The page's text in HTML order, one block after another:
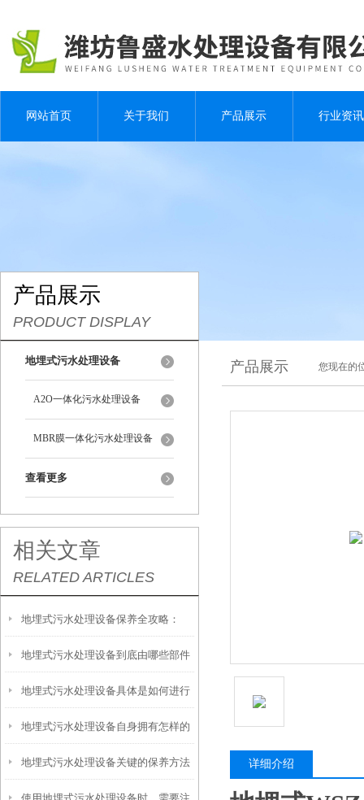
网站首页 关于我们 产品展示 行业资讯
产品展示
PRODUCT DISPLAY
地埋式污水处理设备
A2O一体化污水处理设备
MBR膜一体化污水处理设备
查看更多
相关文章
RELATED ARTICLES
地埋式污水处理设备保养全攻略：
让“地下卫士”持续高效运转
地埋式污水处理设备到底由哪些部件
撑起？核心结构一文拆解
地埋式污水处理设备具体是如何进行
安装的呢？
地埋式污水处理设备自身拥有怎样的
特点呢？
地埋式污水处理设备关键的保养方法
产品展示 您现在的
详细介绍